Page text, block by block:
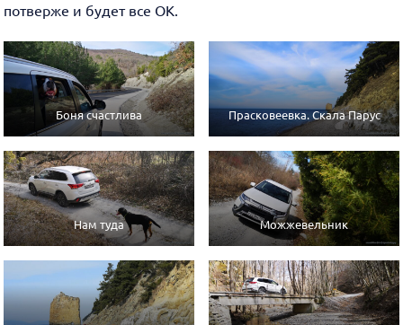
потверже и будет все ОК.
Боня счастлива Прасковеевка. Скала Парус
Нам туда Можжевельник